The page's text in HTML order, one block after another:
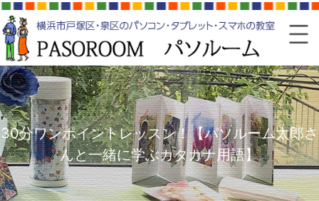
30分ワンポイントレッスン！【パソルーム太郎さ
んと一緒に学ぶカタカナ用語】